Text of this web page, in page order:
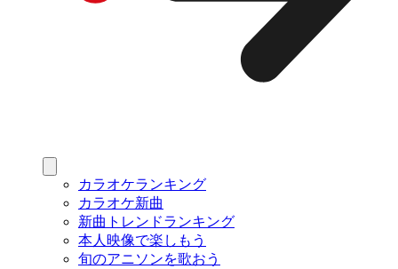
カラオケランキング
カラオケ新曲
新曲トレンドランキング
本人映像で楽しもう
旬のアニソンを歌おう